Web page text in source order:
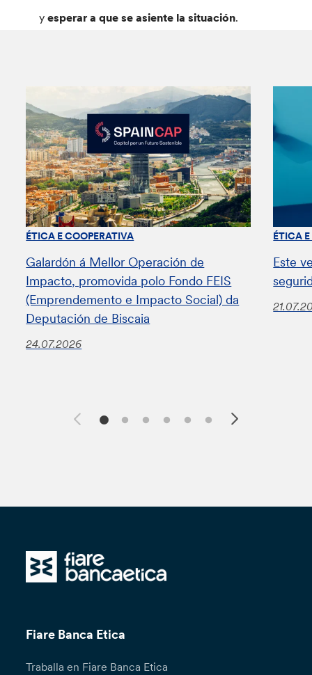
yesperar a que se asiente la situación.
ÉTICA E COOPERATIVA
Galardón á Mellor Operación de
Impacto, promovida polo Fondo FEIS
(Emprendemento e Impacto Social) da
Deputación de Biscaia
24.07.2026
ÉTICA
Este
Fiare Banca Etica
Traballa en Fiare Banca Etica